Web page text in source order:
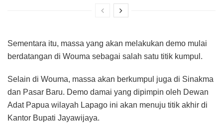
Sementara itu, massa yang akan melakukan demo mulai
berdatangan di Wouma sebagai salah satu titik kumpul.
Selain di Wouma, massa akan berkumpul juga di Sinakma
dan Pasar Baru. Demo damai yang dipimpin oleh Dewan
Adat Papua wilayah Lapago ini akan menuju titik akhir di
Kantor Bupati Jayawijaya.